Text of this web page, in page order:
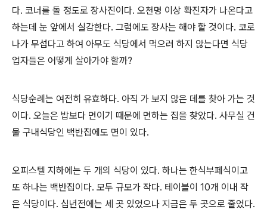
다. 코너를 돌 정도로 장사진이다. 오천명 이상 확진자가 나온다고
하는데 눈 앞에서 실감한다. 그럼에도 장사는 해야 할 것이다. 코로
나가 무섭다고 하여 아무도 식당에서 먹으려 하지 않는다면 식당
업자들은 어떻게 살아가야 할까?
식당순례는 여전히 유효하다. 아직 가 보지 않은 데를 찾아 가는 것
이다. 오늘은 밥보다 면이기 때문에 면하는 집을 찾았다. 사무실 건
물 구내식당인 백반집에도 면이 있다.
오피스텔 지하에는 두 개의 식당이 있다. 하나는 한식부페식이고
또 하나는 백반집이다. 모두 규모가 작다. 테이블이 10개 이내 작
은 식당이다. 십년전에는 세 곳 있었으나 지금은 두 곳으로 줄었다.